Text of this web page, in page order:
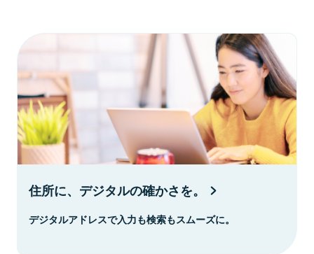
住所に、デジタルの確かさを。
デジタルアドレスで入力も検索もスムーズに。